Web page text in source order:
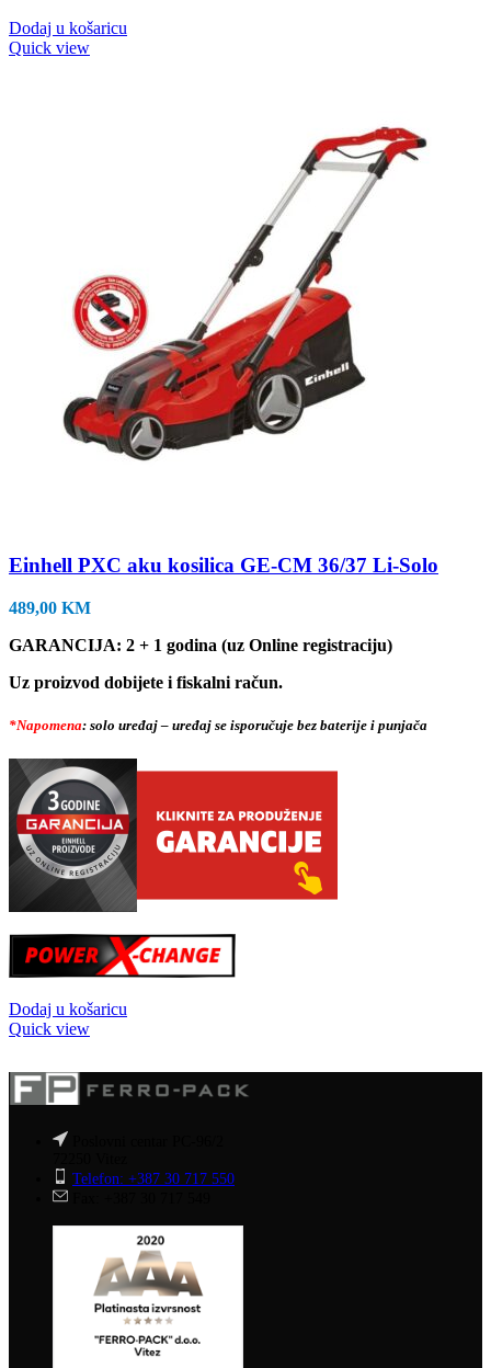
Dodaj u košaricu
Quick view
Einhell PXC aku kosilica GE-CM 36/37 Li-Solo
489,00 KM
GARANCIJA: 2 + 1 godina (uz Online registraciju)
Uz proizvod dobijete i fiskalni račun.
*Napomena: solo uređaj – uređaj se isporučuje bez baterije i punjača
Dodaj u košaricu
Quick view
Telefon: +387 30 717 550